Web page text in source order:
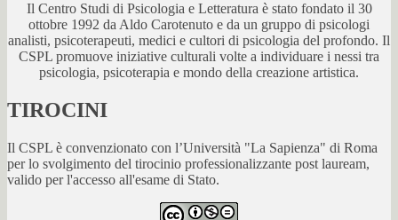
Il Centro Studi di Psicologia e Letteratura è stato fondato il 30
ottobre 1992 da Aldo Carotenuto e da un gruppo di psicologi
analisti, psicoterapeuti, medici e cultori di psicologia del profondo. Il
CSPL promuove iniziative culturali volte a individuare i nessi tra
psicologia, psicoterapia e mondo della creazione artistica.
TIROCINI
Il CSPL è convenzionato con l’Università "La Sapienza" di Roma
per lo svolgimento del tirocinio professionalizzante post lauream,
valido per l'accesso all'esame di Stato.